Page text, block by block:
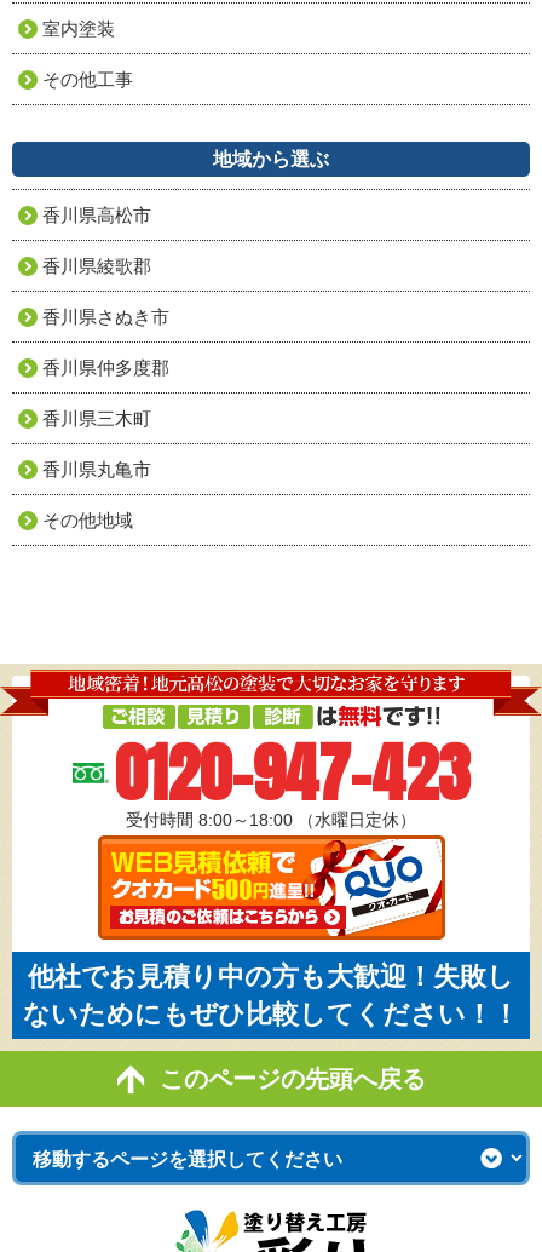
室内塗装
その他工事
地域から選ぶ
香川県高松市
香川県綾歌郡
香川県さぬき市
香川県仲多度郡
香川県三木町
香川県丸亀市
その他地域
0120-947-423
受付時間 8:00～18:00 （水曜日定休）
他社でお見積り中の方も大歓迎！失敗し
ないためにもぜひ比較してください！！
このページの先頭へ戻る